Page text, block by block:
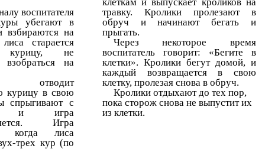
воспитателя
убегают в
взбираются на
старается
курицу, не
на
отводит
курицу в свою
спрыгивают с
и игра
Игра
когда лиса
трех кур (по
травку. Кролики пролезают в
обруч и начинают бегать и
прыгать.
Через некоторое время
воспитатель говорит: «Бегите в
клетки». Кролики бегут домой, и
каждый возвращается в свою
клетку, пролезая снова в обруч.
Кролики отдыхают до тех пор,
пока сторож снова не выпустит их
из клетки.